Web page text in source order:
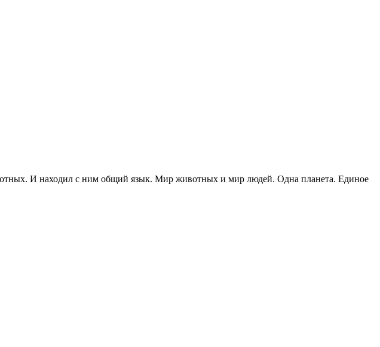
И нaходил с ним общий язык. Мир животных и мир людей. Одна планета. Единое